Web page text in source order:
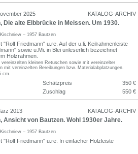
2025 KATALOG-ARCHIV
alte Elbbrücke in Meissen. Um 1930.
– 1957 Bautzen
"Rolf Friedmann" u.re. Auf der u.li. Keilrahmenleiste
sowie u.Mi. in Blei unleserlich bezeichnet
Holzrahmen.
kleinen Retuschen sowie mit vereinzelter
mit vereinzelten Bereibungen bzw. Materialabplatzungen.
cm.
Schätzpreis
350 €
Zuschlag
550 €
2013 KATALOG-ARCHIV
von Bautzen. Wohl 1930er Jahre.
– 1957 Bautzen
"Rolf Friedmann" u.re. In einfacher Holzleiste